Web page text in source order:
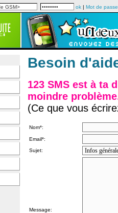
ok | Mot de
Besoin
123 SMS est à ta
moindre
(Ce que vous
Nom*:
Email*:
Sujet:
Message: